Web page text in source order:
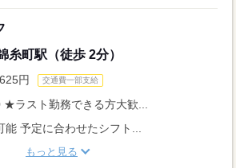
糸町駅（徒歩 2分）
円 交通費一部支給
ラスト勤務できる方大歓...
予定に合わせたシフト...
もっと見る